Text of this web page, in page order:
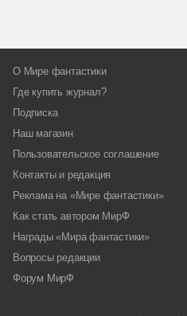
О Мире фантастики
Где купить журнал?
Подписка
Наш магазин
Пользовательское соглашение
Контакты и редакция
Реклама на «Мире фантастики»
Как стать автором МирФ
Награды «Мира фантастики»
Вопросы редакции
Форум МирФ